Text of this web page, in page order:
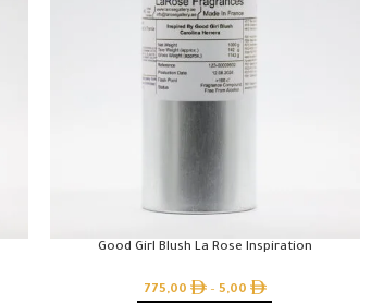
Good Girl Blush La Rose Inspiration
5,00
–
775,00